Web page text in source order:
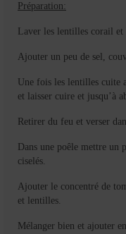
Préparation:
Laver les lentilles corail et
Ajouter un peu de sel,
Une fois les lentilles cuite
et laisser cuire et jusqu’à
Retirer du feu et verser
Dans une poêle mettre un
ciselés.
Ajouter le concentré de
et lentilles.
Mélanger bien et ajouter